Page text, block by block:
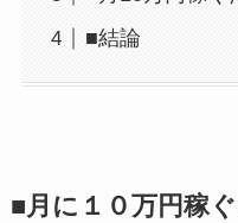
■結論
■月に１０万円稼